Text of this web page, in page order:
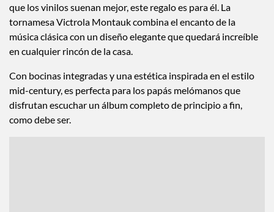
que los vinilos suenan mejor, este regalo es para él. La
tornamesa Victrola Montauk combina el encanto de la
música clásica con un diseño elegante que quedará increíble
en cualquier rincón de la casa.
Con bocinas integradas y una estética inspirada en el estilo
mid-century, es perfecta para los papás melómanos que
disfrutan escuchar un álbum completo de principio a fin,
como debe ser.